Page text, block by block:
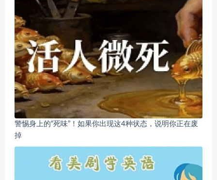
警惕身上的“死味”！如果你出现这4种状态，说明你正在废
掉